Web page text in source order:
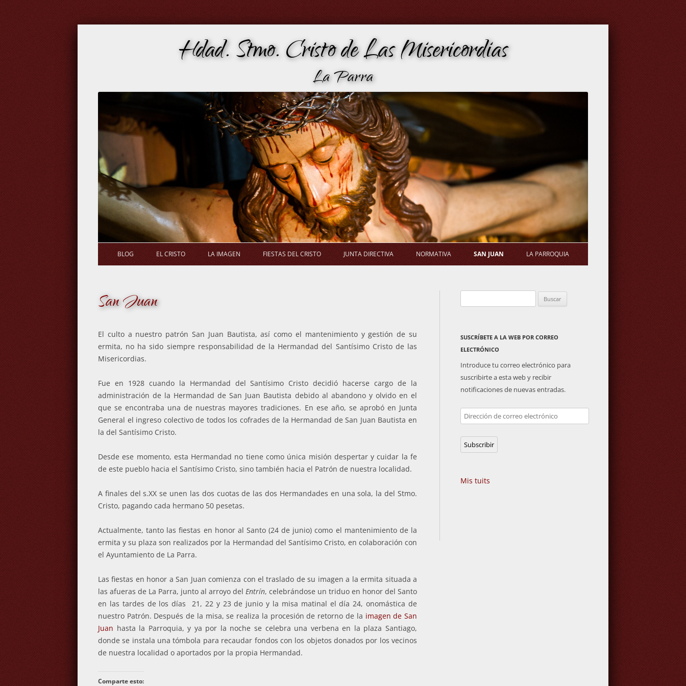
Hdad. Stmo. Cristo de Las Misericordias
La Parra
Saltar
al
contenido
BLOG EL CRISTO LA IMAGEN FIESTAS DEL CRISTO
EL RAMO
JUNTA DIRECTIVA
ACUERDOS DE JUNTA DIRECTIVA
NORMATIVA
GENERAL
SAN JUAN
PLAZA DE TOROS
LA PARROQUIA
ACTIVIDADES PARROQUIALES
San Juan
El culto a nuestro patrón San Juan Bautista, así como el mantenimiento y gestión de su
ermita, no ha sido siempre responsabilidad de la Hermandad del Santísimo Cristo de las
Misericordias.
Fue en 1928 cuando la Hermandad del Santísimo Cristo decidió hacerse cargo de la
administración de la Hermandad de San Juan Bautista debido al abandono y olvido en el
que se encontraba una de nuestras mayores tradiciones. En ese año, se aprobó en Junta
General el ingreso colectivo de todos los cofrades de la Hermandad de San Juan Bautista en
la del Santísimo Cristo.
Desde ese momento, esta Hermandad no tiene como única misión despertar y cuidar la fe
de este pueblo hacia el Santísimo Cristo, sino también hacia el Patrón de nuestra localidad.
A finales del s.XX se unen las dos cuotas de las dos Hermandades en una sola, la del Stmo.
Cristo, pagando cada hermano 50 pesetas.
Actualmente, tanto las fiestas en honor al Santo (24 de junio) como el mantenimiento de la
ermita y su plaza son realizados por la Hermandad del Santísimo Cristo, en colaboración con
el Ayuntamiento de La Parra.
Las fiestas en honor a San Juan comienza con el traslado de su imagen a la ermita situada a
las afueras de La Parra, junto al arroyo del Entrín, celebrándose un triduo en honor del Santo
en las tardes de los días 21, 22 y 23 de junio y la misa matinal el día 24, onomástica de
nuestro Patrón. Después de la misa, se realiza la procesión de retorno de la imagen de San
Juan hasta la Parroquia, y ya por la noche se celebra una verbena en la plaza Santiago,
donde se instala unatómbola para recaudar fondos con los objetos donados por los vecinos
de nuestra localidad o aportados por la propia Hermandad.
Comparte esto:
SUSCRÍBETE A LA WEB POR CORREO
ELECTRÓNICO
Introduce tu correo electrónico para
suscribirte a esta web y recibir
notificaciones de nuevas entradas.
Dirección
de
correo
electrónico
Subscribir
Mis tuits